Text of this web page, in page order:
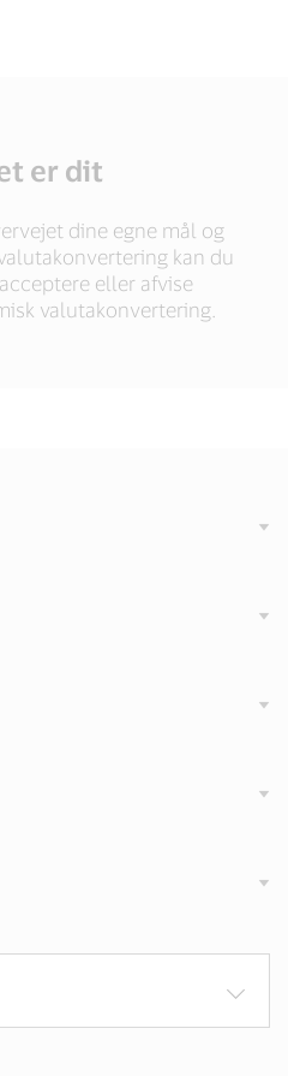
er dit
dine egne mål og
kan du
eller afvise
valutakonvertering.